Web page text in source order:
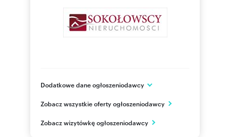
Dodatkowe dane ogłoszeniodawcy
ul. Legionowa 28 lok. 402
podlaskie
Zobacz wszystkie oferty ogłoszeniodawcy
Zobacz wizytówkę ogłoszeniodawcy